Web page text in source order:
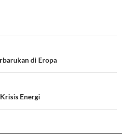
di Eropa
Energi